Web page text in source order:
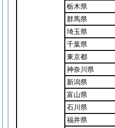
栃木県
群馬県
埼玉県
千葉県
東京都
神奈川県
新潟県
富山県
石川県
福井県